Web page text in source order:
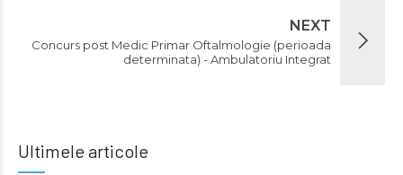
NEXT
Concurs post Medic Primar Oftalmologie (perioada
determinata) - Ambulatoriu Integrat
Ultimele articole